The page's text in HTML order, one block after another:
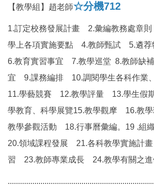
【教學組】趙老師☆分機712
1.訂定校務發展計畫 2.彙編教務處章
學上各項實施要點 4.教師甄試 5.遴荐
6.教育實習事宜 7.教學巡堂 8.教師缺
宜 9.課務編排 10.調閱學生各科作業
11.學藝競賽 12.教學評量 13.學生假
學教育、科學展覽15.教學觀摩 16.教
教學參觀活動 18.行事曆彙編。19 .組
20.領域課程發展 21.各科教學實施計
習 23.教師專業成長 24.教學有關之進